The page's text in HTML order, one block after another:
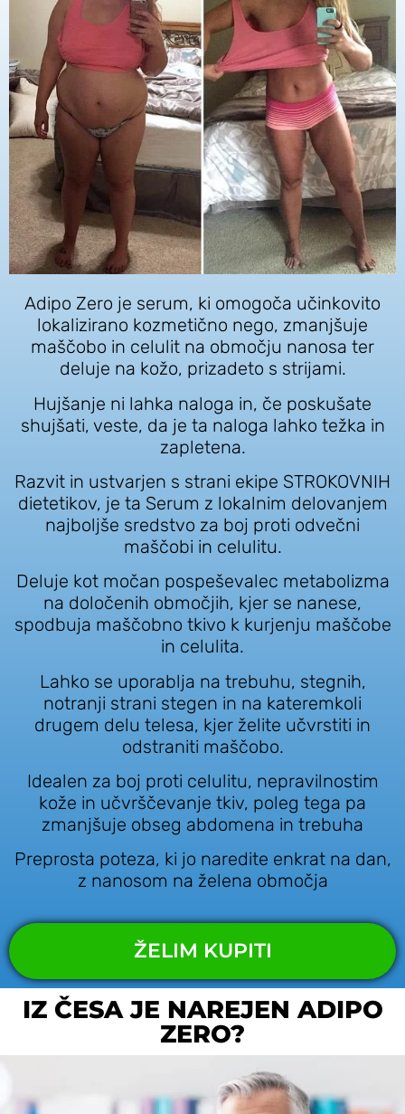
Adipo Zero je serum, ki omogoča učinkovito
lokalizirano kozmetično nego, zmanjšuje
maščobo in celulit na območju nanosa ter
deluje na kožo, prizadeto s strijami.
Hujšanje ni lahka naloga in, če poskušate
shujšati, veste, da je ta naloga lahko težka in
zapletena.
Razvit in ustvarjen s strani ekipe STROKOVNIH
dietetikov, je ta Serum z lokalnim delovanjem
najboljše sredstvo za boj proti odvečni
maščobi in celulitu.
Deluje kot močan pospeševalec metabolizma
na določenih območjih, kjer se nanese,
spodbuja maščobno tkivo k kurjenju maščobe
in celulita.
Lahko se uporablja na trebuhu, stegnih,
notranji strani stegen in na kateremkoli
drugem delu telesa, kjer želite učvrstiti in
odstraniti maščobo.
Idealen za boj proti celulitu, nepravilnostim
kože in učvrščevanje tkiv, poleg tega pa
zmanjšuje obseg abdomena in trebuha
Preprosta poteza, ki jo naredite enkrat na dan,
z nanosom na želena območja
ŽELIM KUPITI
IZ ČESA JE NAREJEN ADIPO
ZERO?